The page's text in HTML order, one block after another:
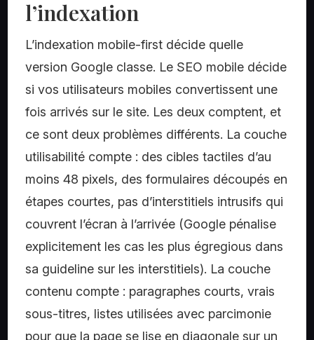
l’indexation
L’indexation mobile-first décide quelle
version Google classe. Le SEO mobile décide
si vos utilisateurs mobiles convertissent une
fois arrivés sur le site. Les deux comptent, et
ce sont deux problèmes différents. La couche
utilisabilité compte : des cibles tactiles d’au
moins 48 pixels, des formulaires découpés en
étapes courtes, pas d’interstitiels intrusifs qui
couvrent l’écran à l’arrivée (Google pénalise
explicitement les cas les plus égregious dans
sa guideline sur les interstitiels). La couche
contenu compte : paragraphes courts, vrais
sous-titres, listes utilisées avec parcimonie
pour que la page se lise en diagonale sur un